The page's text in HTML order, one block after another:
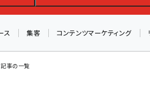
ス 集客 コンテンツマーケティング
記事の一覧